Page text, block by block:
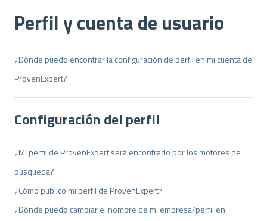
Perfil y cuenta de usuario
¿Dónde puedo encontrar la configuración de perfil en mi cuenta de
ProvenExpert?
Configuración del perfil
¿Mi perfil de ProvenExpert será encontrado por los motores de
búsqueda?
¿Cómo publico mi perfil de ProvenExpert?
¿Dónde puedo cambiar el nombre de mi empresa/perfil en